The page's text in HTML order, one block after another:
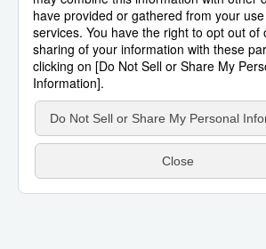
Le japonais
En plus
Données
Séries